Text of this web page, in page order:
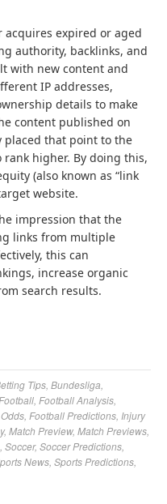
acquires expired or aged
authority, backlinks, and
with new content and
IP addresses,
details to make
content published on
placed that point to the
higher. By doing this,
(also known as “link
website.
impression that the
links from multiple
this can
increase organic
search results.
Tips Bundesliga
Football Football Analysis
Football Predictions Injury
, Match Preview, Match Previews
Soccer, Soccer Predictions
News Sports Predictions